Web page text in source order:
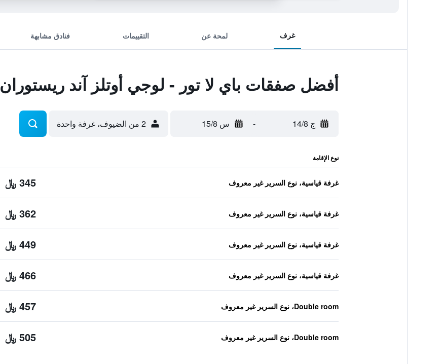
غرف لمحة عن التقييمات فنادق مشابهة
أفضل صفقات باي لا تور - لوجي أوتلز آند ريستوران
ج 14/8 - س 15/8 2 من الضيوف، غرفة واحدة
نوع الإقامة
غرفة قياسية، نوع السرير غير معروف 345 ﷼
غرفة قياسية، نوع السرير غير معروف 362 ﷼
غرفة قياسية، نوع السرير غير معروف 449 ﷼
غرفة قياسية، نوع السرير غير معروف 466 ﷼
Double room، نوع السرير غير معروف 457 ﷼
Double room، نوع السرير غير معروف 505 ﷼